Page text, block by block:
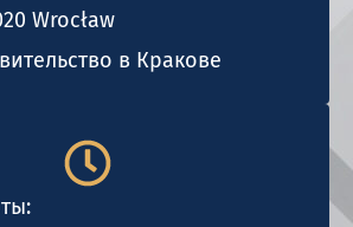
Wrocław
в Кракове